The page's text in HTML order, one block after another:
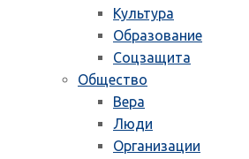
Культура
Образование
Соцзащита
Общество
Вера
Люди
Организации